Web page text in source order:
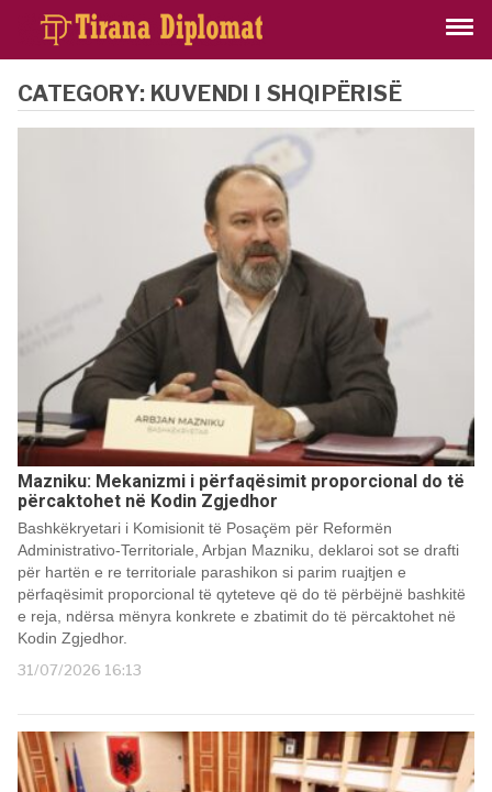
CATEGORY: KUVENDI I SHQIPËRISË
Mazniku: Mekanizmi i përfaqësimit proporcional do të
përcaktohet në Kodin Zgjedhor
Bashkëkryetari i Komisionit të Posaçëm për Reformën
Administrativo-Territoriale, Arbjan Mazniku, deklaroi sot se drafti
për hartën e re territoriale parashikon si parim ruajtjen e
përfaqësimit proporcional të qyteteve që do të përbëjnë bashkitë
e reja, ndërsa mënyra konkrete e zbatimit do të përcaktohet në
Kodin Zgjedhor.
31/07/2026 16:13